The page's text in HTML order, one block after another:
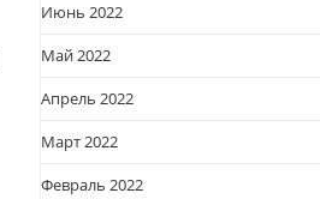
Июнь 2022
Май 2022
Апрель 2022
Март 2022
Февраль 2022